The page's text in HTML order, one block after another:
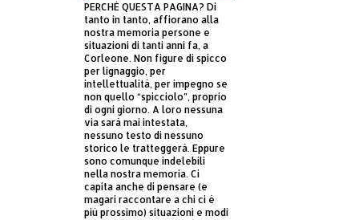
PERCHÈ QUESTA PAGINA? Di
tanto in tanto, affiorano alla
nostra memoria persone e
situazioni di tanti anni fa, a
Corleone. Non figure di spicco
per lignaggio, per
intellettualità, per impegno se
non quello “spicciolo”, proprio
di ogni giorno. A loro nessuna
via sarà mai intestata,
nessuno testo di nessuno
storico le tratteggerà. Eppure
sono comunque indelebili
nella nostra memoria. Ci
capita anche di pensare (e
magari raccontare a chi ci è
più prossimo) situazioni e modi